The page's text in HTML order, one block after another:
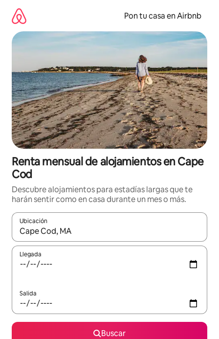
contenido
Pon tu casa en Airbnb
Renta mensual de alojamientos en Cape
Cod
Descubre alojamientos para estadías largas que te
harán sentir como en casa durante un mes o más.
Ubicación
Cuando los resultados estén disponibles, navega con las
Llegada
Salida
Buscar